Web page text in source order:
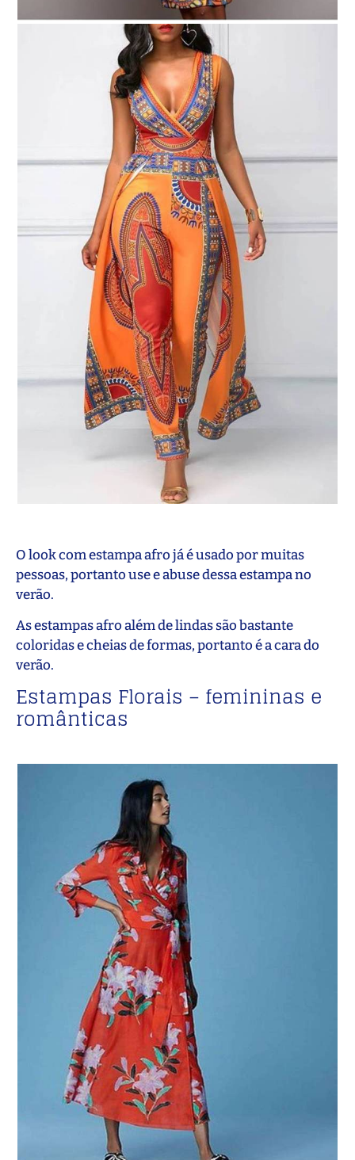
O look com estampa afro já é usado por muitas
pessoas, portanto use e abuse dessa estampa no
verão.
As estampas afro além de lindas são bastante
coloridas e cheias de formas, portanto é a cara do
verão.
Estampas Florais – femininas e
românticas